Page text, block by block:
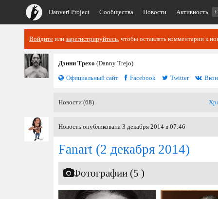
Danveri Project Сообщества Новости Активность
Войдите или зарегистрируйтесь, чтобы оставлять комментарии к
Дэнни Трехо (Danny Trejo)
Официальный сайт
Facebook Twitter
Новости (68)
Новость опубликована 3 декабря 2014 в 07:46
Fanart (2 декабря 2014)
Фотографии (5 )